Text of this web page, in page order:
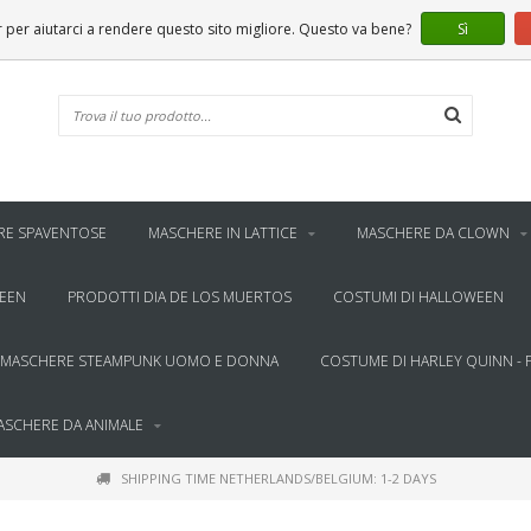
SPAVENTOSE MASCHERE IN LATTICE MASCHERE DA CLOWN
PRODOTTI DIA DE LOS MUERTOS COSTUMI DI HALLOWEEN
MASCHERE STEAMPUNK UOMO E DONNA COSTUME DI HARLEY QUINN -
DA ANIMALE
SHIPPING TIME NETHERLANDS/BELGIUM: 1-2 DAYS
aiutarci a rendere questo sito migliore. Questo va bene? Sì